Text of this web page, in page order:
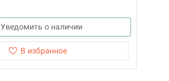
Уведомить о наличии
В избранное